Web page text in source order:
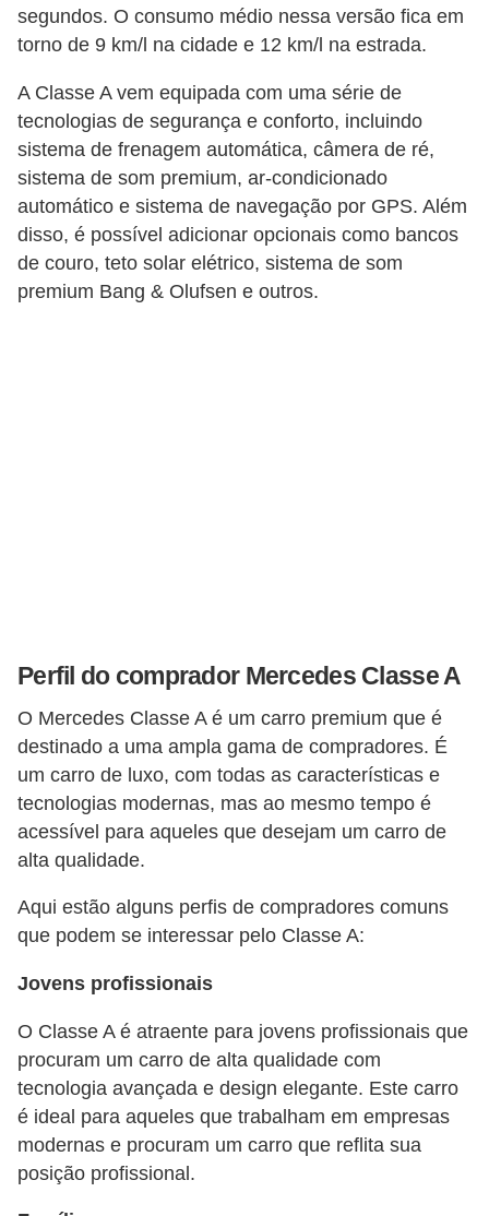
segundos. O consumo médio nessa versão fica em
torno de 9 km/l na cidade e 12 km/l na estrada.
A Classe A vem equipada com uma série de
tecnologias de segurança e conforto, incluindo
sistema de frenagem automática, câmera de ré,
sistema de som premium, ar-condicionado
automático e sistema de navegação por GPS. Além
disso, é possível adicionar opcionais como bancos
de couro, teto solar elétrico, sistema de som
premium Bang & Olufsen e outros.
Perfil do comprador Mercedes Classe A
O Mercedes Classe A é um carro premium que é
destinado a uma ampla gama de compradores. É
um carro de luxo, com todas as características e
tecnologias modernas, mas ao mesmo tempo é
acessível para aqueles que desejam um carro de
alta qualidade.
Aqui estão alguns perfis de compradores comuns
que podem se interessar pelo Classe A:
Jovens profissionais
O Classe A é atraente para jovens profissionais que
procuram um carro de alta qualidade com
tecnologia avançada e design elegante. Este carro
é ideal para aqueles que trabalham em empresas
modernas e procuram um carro que reflita sua
posição profissional.
N
o
t
í
c
i
a
s
t
o
S
e
u
o
a
u
T
r
a